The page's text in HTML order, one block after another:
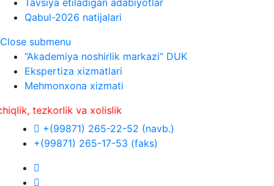
Tavsiya etiladigan adabiyotlar
Qabul-2026 natijalari
Close submenu
“Akademiya noshirlik markazi” DUK
Ekspertiza xizmatlari
Mehmonxona xizmati
va xolislik
+(99871) 265-22-52 (navb.)
+(99871) 265-17-53 (faks)